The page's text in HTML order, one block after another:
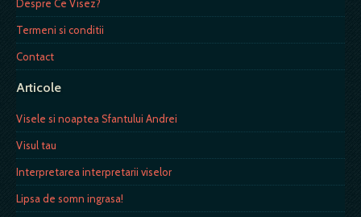
Despre Ce Visez?
Termeni si conditii
Contact
Articole
Visele si noaptea Sfantului Andrei
Visul tau
Interpretarea interpretarii viselor
Lipsa de somn ingrasa!